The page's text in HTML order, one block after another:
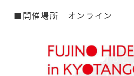
■開催場所 オンライン